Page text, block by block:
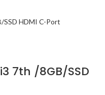
7th /8GB/SSD